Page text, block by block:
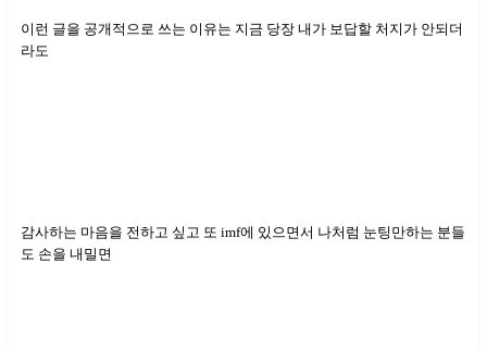
이런 글을 공개적으로 쓰는 이유는 지금 당장 내가 보답할 처지가 안되더
라도
감사하는 마음을 전하고 싶고 또 imf에 있으면서 나처럼 눈팅만하는 분들
도 손을 내밀면